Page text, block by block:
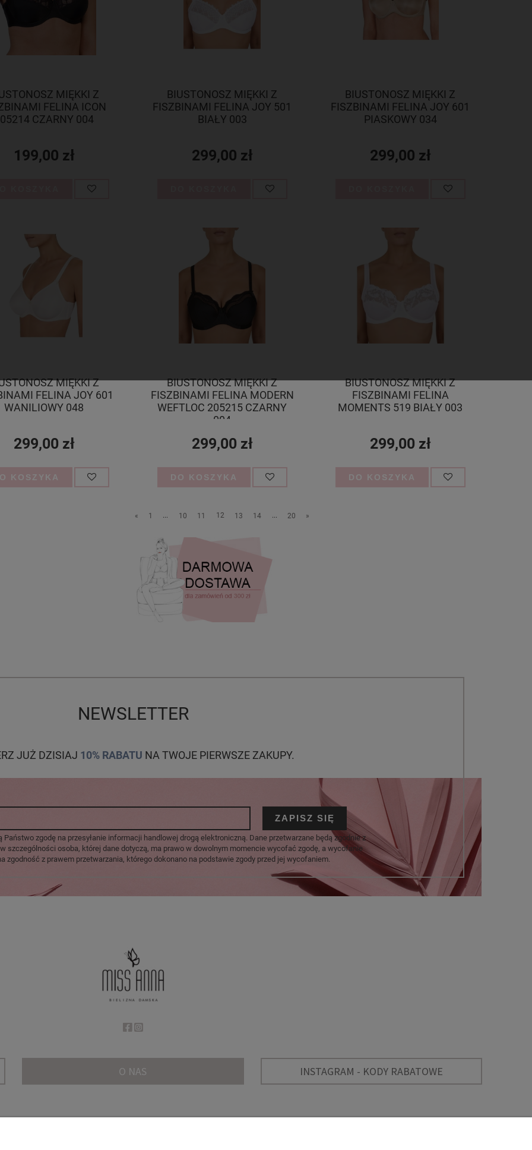
MIĘKKI Z
FELINA ICON
CZARNY 004
199,00 zł
BIUSTONOSZ MIĘKKI Z
FISZBINAMI FELINA JOY 501
BIAŁY 003
299,00 zł
BIUSTONOSZ MIĘKKI Z
FISZBINAMI FELINA JOY 601
PIASKOWY 034
299,00 zł
MIĘKKI Z
FELINA JOY 601
WANILIOWY 048
299,00 zł
KOSZYKA
BIUSTONOSZ MIĘKKI Z
FISZBINAMI FELINA MODERN
WEFTLOC 205215 CZARNY
004
299,00 zł
DO KOSZYKA
BIUSTONOSZ MIĘKKI Z
FISZBINAMI FELINA
MOMENTS 519 BIAŁY 003
299,00 zł
DO KOSZYKA
« 1 ... 10 11 12 13 14 ... 20 »
NEWSLETTER
JUŻ DZISIAJ 10% RABATU NA TWOJE PIERWSZE ZAKUPY.
ZAPISZ SIĘ
Państwo zgodę na przesyłanie informacji handlowej drogą elektroniczną. Dane przetwarzane będą zgodnie z
szczególności osoba, której dane dotyczą, ma prawo w dowolnym momencie wycofać zgodę, a wycofanie
zgodność z prawem przetwarzania, którego dokonano na podstawie zgody przed jej wycofaniem.
O NAS INSTAGRAM - KODY RABATOWE